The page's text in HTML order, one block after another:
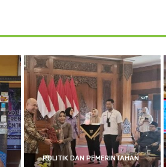
POLITIK DAN PEMERINTAHAN